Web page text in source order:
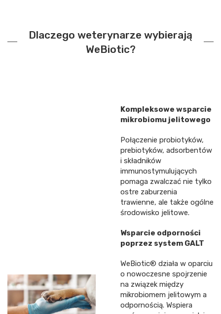
Dlaczego weterynarze wybierają
WeBiotic?
Kompleksowe wsparcie
mikrobiomu jelitowego
Połączenie probiotyków,
prebiotyków, adsorbentów
i składników
immunostymulujących
pomaga zwalczać nie tylko
ostre zaburzenia
trawienne, ale także ogólne
środowisko jelitowe.
Wsparcie odporności
poprzez system GALT
WeBiotic® działa w oparciu
o nowoczesne spojrzenie
na związek między
mikrobiomem jelitowym a
odpornością. Wspiera